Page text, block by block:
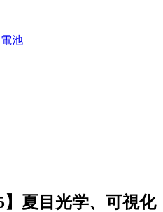
池
】夏目光学、可視化